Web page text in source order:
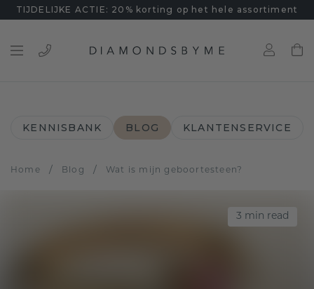
TIJDELIJKE ACTIE: 20% korting op het hele assortiment
KENNISBANK BLOG KLANTENSERVICE
Home / Blog / Wat is mijn geboortesteen?
3 min read